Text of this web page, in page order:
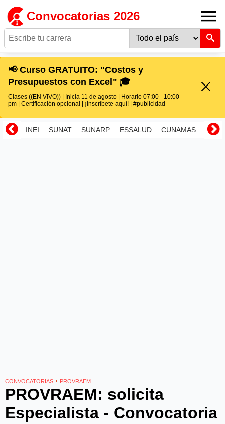
Convocatorias 2026
📢 Curso GRATUITO: "Costos y
Presupuestos con Excel" 🎓
Clases ((EN VIVO)) | Inicia 11 de agosto | Horario 07:00 - 10:00
pm | Certificación opcional | ¡Inscríbete aquí! | #publicidad
INEI SUNAT SUNARP ESSALUD CUNAMAS
CONVOCATORIAS › PROVRAEM
PROVRAEM: solicita
Especialista - Convocatoria